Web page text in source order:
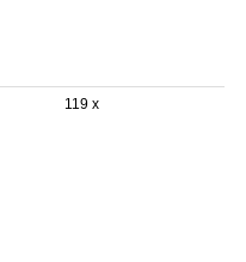
119 x